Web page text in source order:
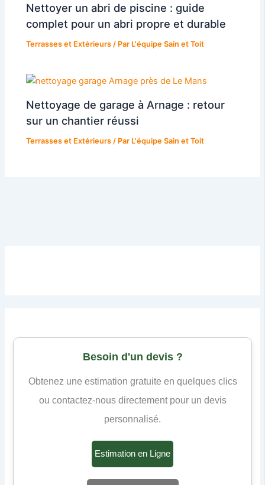
Nettoyer un abri de piscine : guide
complet pour un abri propre et durable
Terrasses et Extérieurs / Par L'équipe Sain et Toit
Nettoyage de garage à Arnage : retour
sur un chantier réussi
Terrasses et Extérieurs / Par L'équipe Sain et Toit
Besoin d'un devis ?
Obtenez une estimation gratuite en quelques clics
ou contactez-nous directement pour un devis
personnalisé.
Estimation en Ligne